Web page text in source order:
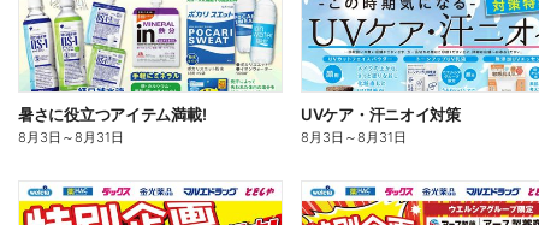
暑さに役立つアイテム満載!
8月3日 ～8月31日
UVケア・汗ニオイ対策
8月3日 ～8月31日